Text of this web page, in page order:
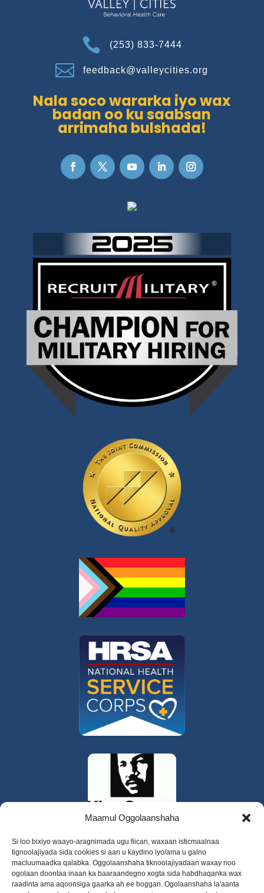
Maamul Oggolaanshaha
Si loo bixiyo waayo-aragnimada ugu fiican, waxaan isticmaalnaa
tignoolajiyada sida cookies si aan u kaydino iyo/ama u galno
macluumaadka qalabka. Oggolaanshaha tiknoolajiyadaan waxay noo
ogolaan doontaa inaan ka baaraandegno xogta sida habdhaqanka wax
raadinta ama aqoonsiga gaarka ah ee boggan. Ogolaanshaha la'aanta
 (253) 833-7444
 feedback@valleycities.org
Nala soco wararka iyo wax
badan oo ku saabsan
arrimaha bulshada!